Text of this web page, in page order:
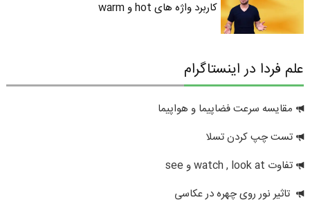
کاربرد واژه های hot و warm
علم فردا در اینستاگرام
مقایسه سرعت فضاپیما و هواپیما
تست چپ کردن تسلا
تفاوت watch , look at و see
تاثیر نور روی چهره در عکاسی